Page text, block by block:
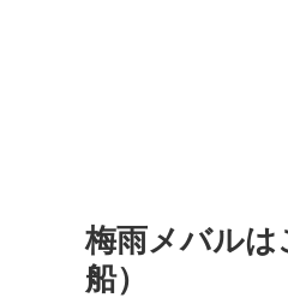
梅雨メバルは
船）